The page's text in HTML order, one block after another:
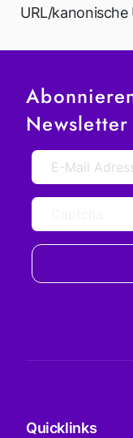
URL/
Newsletter
Quicklinks